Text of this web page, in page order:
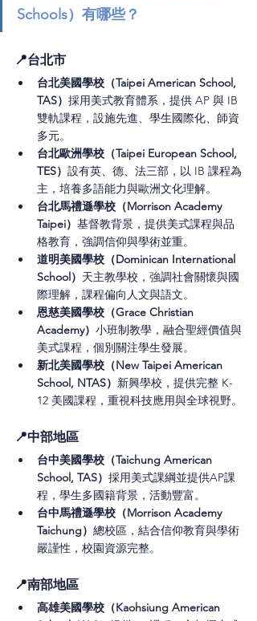
Schools）有哪些？
📍台北市
台北美國學校（Taipei American School,
TAS） 採用美式教育體系，提供 AP 與 IB
雙軌課程，設施先進、學生國際化、師資
多元。
台北歐洲學校（Taipei European School,
TES） 設有英、德、法三部，以 IB 課程為
主，培養多語能力與歐洲文化理解。
台北馬禮遜學校（Morrison Academy
Taipei） 基督教背景，提供美式課程與品
格教育，強調信仰與學術並重。
道明美國學校（Dominican International
School） 天主教學校，強調社會關懷與國
際理解，課程偏向人文與語文。
恩慈美國學校（Grace Christian
Academy） 小班制教學，融合聖經價值與
美式課程，個別關注學生發展。
新北美國學校（New Taipei American
School, NTAS） 新興學校，提供完整 K-
12 美國課程，重視科技應用與全球視野。
📍中部地區
台中美國學校（Taichung American
School, TAS） 採用美式課綱並提供AP課
程，學生多國籍背景，活動豐富。
台中馬禮遜學校（Morrison Academy
Taichung） 總校區，結合信仰教育與學術
嚴謹性，校園資源完整。
📍南部地區
高雄美國學校（Kaohsiung American